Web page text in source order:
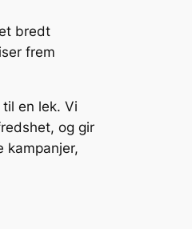
bredt
frem
en lek. Vi
og gir
kampanjer,